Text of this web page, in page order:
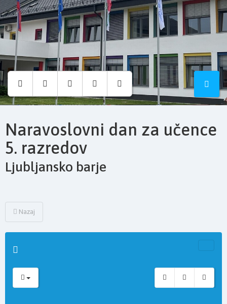
Osnovna
šola
Hruševec
Naravoslovni dan za učence
5. razredov
Ljubljansko barje
Nazaj